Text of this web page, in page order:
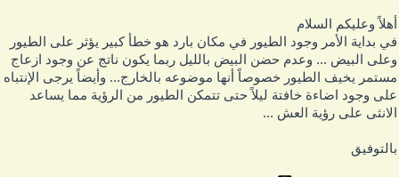
وعليكم السلام
بداية الأمر وجود الطيور في مكان بارد هو خطأ كبير يؤثر على الطيور
البيض ... وعدم حضن البيض بالليل ربما يكون ناتج عن وجود ازعاج
يخيف الطيور خصوصاً أنها موضوعه بالخارج... وأيضاً يرجى الإنتباه
وجود اضاءة خافتة ليلاً حتى تتمكن الطيور من الرؤية مما يساعد
على رؤية العش ...